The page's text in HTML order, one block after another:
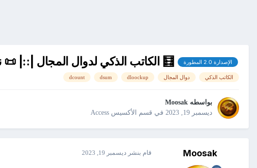
الإصدارة 2.0 المطورة 🧮 الكاتب الذكي لدوال المجال |::| 📜
الكاتب الذكي دوال المجال dloockup
dsum
dcount
بواسطه Moosak
ديسمبر 19, 2023
في قسم الأكسيس Access
Moosak قام بنشر ديسمبر 19, 2023